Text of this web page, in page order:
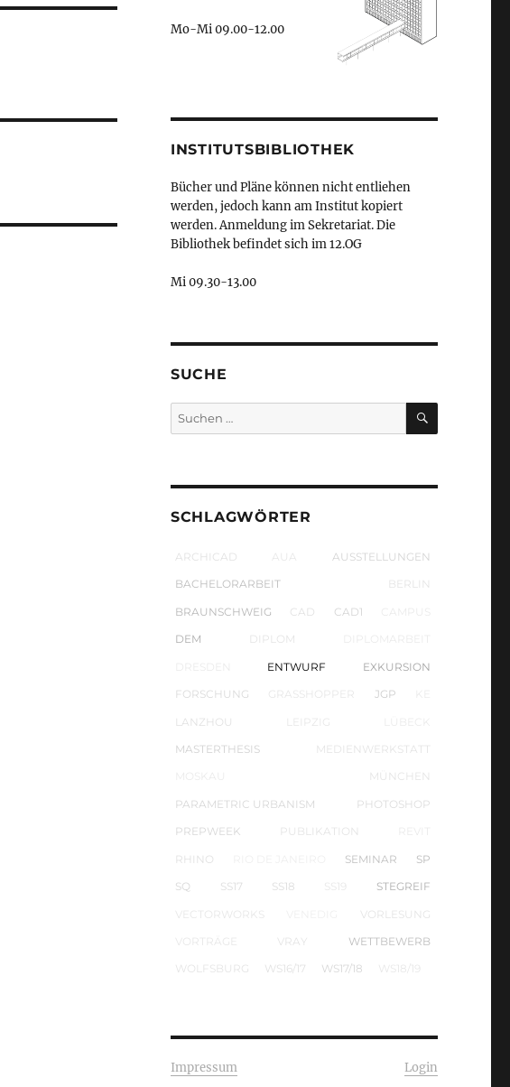
Mo-Mi 09.00-12.00
INSTITUTSBIBLIOTHEK
Bücher und Pläne können nicht entliehen
werden, jedoch kann am Institut kopiert
werden. Anmeldung im Sekretariat. Die
Bibliothek befindet sich im 12.OG
Mi 09.30-13.00
SUCHE
Suchen
nach:
SUCHEN
SCHLAGWÖRTER
ARCHICAD AUA AUSSTELLUNGEN
BACHELORARBEIT BERLIN
BRAUNSCHWEIG CAD CAD1
DEM DIPLOM
ENTWURF EXKURSION
FORSCHUNG GRASSHOPPER JGP
LANZHOU LEIPZIG
MASTERTHESIS MEDIENWERKSTATT
MÜNCHEN
PARAMETRIC URBANISM PHOTOSHOP
PREPWEEK PUBLIKATION
RHINO SEMINAR SP
SQ SS17 SS18 SS19 STEGREIF
VECTORWORKS VORLESUNG
VORTRÄGE VRAY WETTBEWERB
WOLFSBURG WS16/17 WS17/18 WS18/19
Impressum Login